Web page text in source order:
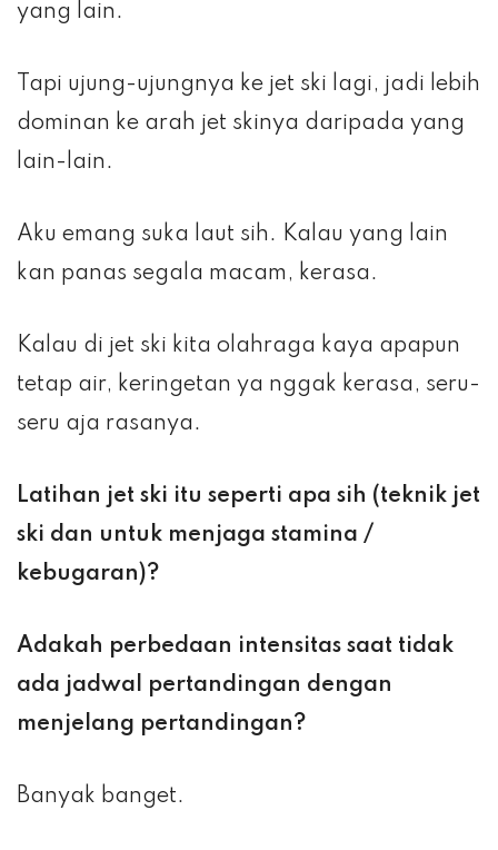
yang lain.
Tapi ujung-ujungnya ke jet ski lagi, jadi lebih
dominan ke arah jet skinya daripada yang
lain-lain.
Aku emang suka laut sih. Kalau yang lain
kan panas segala macam, kerasa.
Kalau di jet ski kita olahraga kaya apapun
tetap air, keringetan ya nggak kerasa, seru-
seru aja rasanya.
Latihan jet ski itu seperti apa sih (teknik jet
ski dan untuk menjaga stamina /
kebugaran)?
Adakah perbedaan intensitas saat tidak
ada jadwal pertandingan dengan
menjelang pertandingan?
Banyak banget.